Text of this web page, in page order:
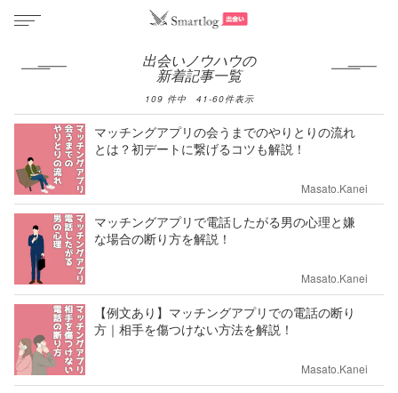
出会いノウハウの
新着記事一覧
109 件中 41-60件表示
マッチングアプリの会うまでのやりとりの流れ
とは？初デートに繋げるコツも解説！
Masato.Kanei
マッチングアプリで電話したがる男の心理と嫌
な場合の断り方を解説！
Masato.Kanei
【例文あり】マッチングアプリでの電話の断り
方｜相手を傷つけない方法を解説！
Masato.Kanei